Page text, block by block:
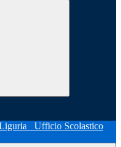
Ufficio Scolastico